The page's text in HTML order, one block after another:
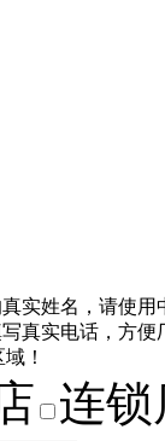
实姓名，请使用
真实电话，方便
！
连锁